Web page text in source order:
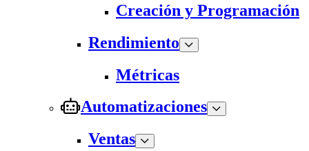
Creación y Programación
Rendimiento
Métricas
Automatizaciones
Ventas